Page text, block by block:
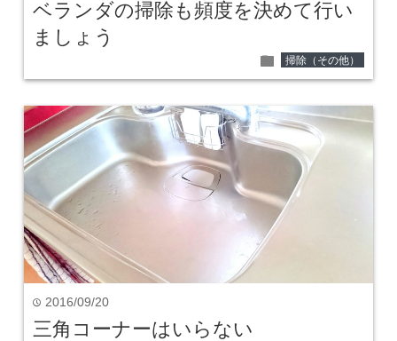
ベランダの掃除も頻度を決めて行い
ましょう
folder 掃除（その他）
time 2016/09/20
三角コーナーはいらない